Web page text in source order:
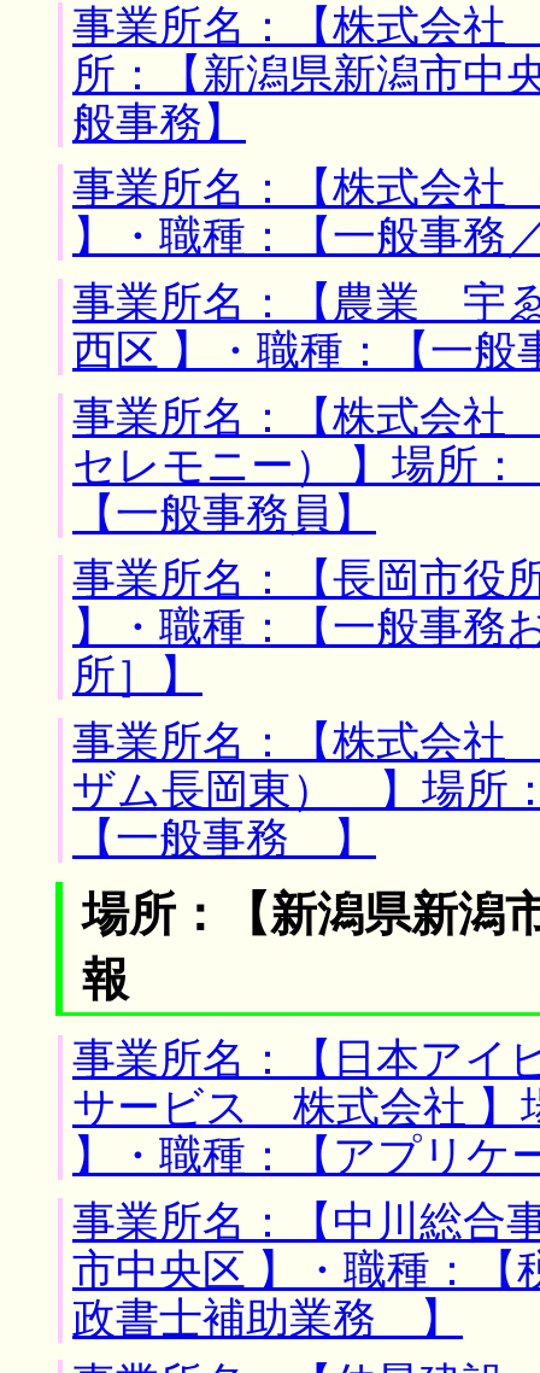
事業所名：【株式会
所：【新潟県新潟市中
般事務】
事業所名：【株式会社
】・職種：【一般事務
事業所名：【農業 宇
西区 】・職種：【一般
事業所名：【株式会
セレモニー） 】場所
【一般事務員】
事業所名：【長岡市役
】・職種：【一般事務
所］】
事業所名：【株式会
ザム長岡東） 】場所
【一般事務 】
場所：【新潟県新潟
報
事業所名：【日本アイ
サービス 株式会社 】
】・職種：【アプリ
事業所名：【中川総合
市中央区 】・職種：【
政書士補助業務 】